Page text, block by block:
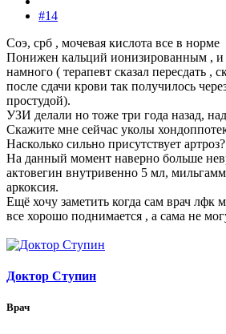
#14
Соэ, срб , мочевая кислота все в норме
Понижен кальций ионизированным ,
намного ( терапевт сказал пересдать ,
после сдачи крови так получилось
простудой).
УЗИ делали но тоже три года назад,
Скажите мне сейчас уколы
Насколько сильно присутствует артроз?
На данный момент наверно больше
актовегин внутривенно 5 мл,
аркоксия.
Ещё хочу заметить когда сам врач лфк
все хорошо поднимается , а сама не
Доктор Ступин
Врач